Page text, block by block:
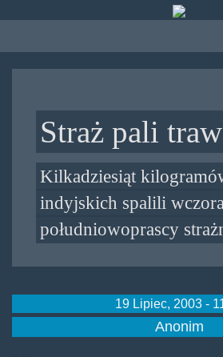
treści
Straż pali
Kilkadziesiąt
indyjskich spalili
południowoprascy
19 Lipiec, 2003 -
Anonim